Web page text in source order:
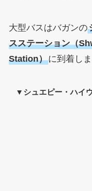
大型バスはバガンの
スステーション（
Station）に到着しま
▼シュエピー・ハイ